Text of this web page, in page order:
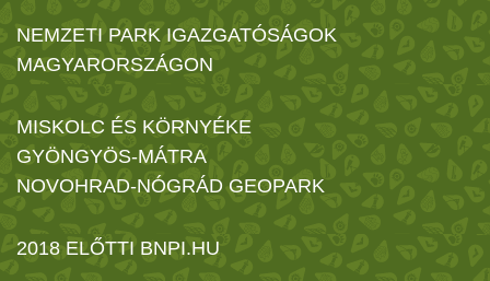
NEMZETI PARK IGAZGATÓSÁGOK
MAGYARORSZÁGON
MISKOLC ÉS KÖRNYÉKE
GYÖNGYÖS-MÁTRA
NOVOHRAD-NÓGRÁD GEOPARK
2018 ELŐTTI BNPI.HU